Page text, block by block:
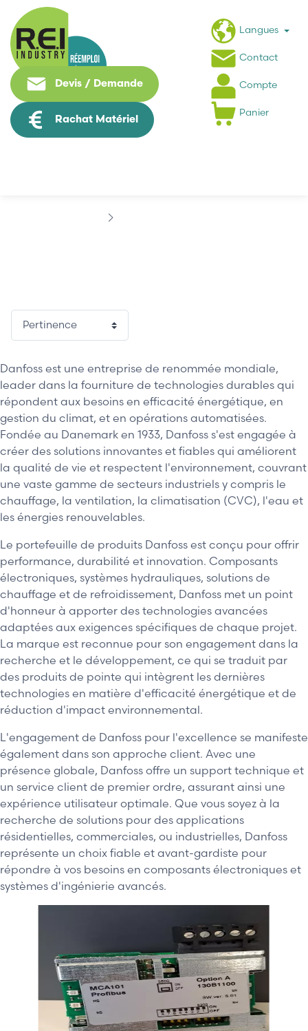
Devis / Demande
Rachat Matériel
Langues
Contact
Compte
Panier
Danfoss est une entreprise de renommée mondiale,
leader dans la fourniture de technologies durables qui
répondent aux besoins en efficacité énergétique, en
gestion du climat, et en opérations automatisées.
Fondée au Danemark en 1933, Danfoss s'est engagée à
créer des solutions innovantes et fiables qui améliorent
la qualité de vie et respectent l'environnement, couvrant
une vaste gamme de secteurs industriels y compris le
chauffage, la ventilation, la climatisation (CVC), l'eau et
les énergies renouvelables.
Le portefeuille de produits Danfoss est conçu pour offrir
performance, durabilité et innovation. Composants
électroniques, systèmes hydrauliques, solutions de
chauffage et de refroidissement, Danfoss met un point
d'honneur à apporter des technologies avancées
adaptées aux exigences spécifiques de chaque projet.
La marque est reconnue pour son engagement dans la
recherche et le développement, ce qui se traduit par
des produits de pointe qui intègrent les dernières
technologies en matière d'efficacité énergétique et de
réduction d'impact environnemental.
L'engagement de Danfoss pour l'excellence se manifeste
également dans son approche client. Avec une
présence globale, Danfoss offre un support technique et
un service client de premier ordre, assurant ainsi une
expérience utilisateur optimale. Que vous soyez à la
recherche de solutions pour des applications
résidentielles, commerciales, ou industrielles, Danfoss
représente un choix fiable et avant-gardiste pour
répondre à vos besoins en composants électroniques et
systèmes d'ingénierie avancés.